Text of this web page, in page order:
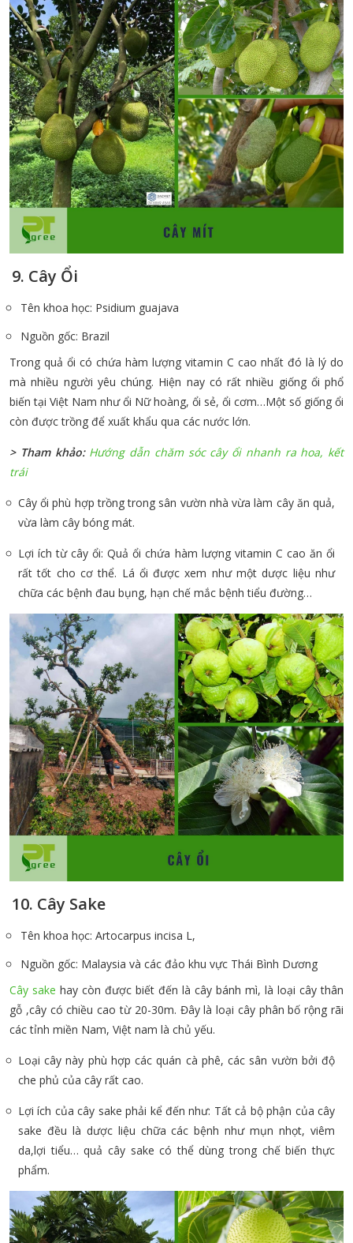
9. Cây Ổi
Tên khoa học: Psidium guajava
Nguồn gốc: Brazil
Trong quả ổi có chứa hàm lượng vitamin C cao nhất đó là lý do
mà nhiều người yêu chúng. Hiện nay có rất nhiều giống ổi phổ
biến tại Việt Nam như ổi Nữ hoàng, ổi sẻ, ổi cơm…Một số giống ổi
còn được trồng để xuất khẩu qua các nước lớn.
> Tham khảo: Hướng dẫn chăm sóc cây ổi nhanh ra hoa, kết
trái
Cây ổi phù hợp trồng trong sân vườn nhà vừa làm cây ăn quả,
vừa làm cây bóng mát.
Lợi ích từ cây ổi: Quả ổi chứa hàm lượng vitamin C cao ăn ổi
rất tốt cho cơ thể. Lá ổi được xem như một dược liệu như
chữa các bệnh đau bụng, hạn chế mắc bệnh tiểu đường…
10. Cây Sake
Tên khoa học: Artocarpus incisa L,
Nguồn gốc: Malaysia và các đảo khu vực Thái Bình Dương
Cây sake hay còn được biết đến là cây bánh mì, là loại cây thân
gỗ ,cây có chiều cao từ 20-30m. Đây là loại cây phân bố rộng rãi
các tỉnh miền Nam, Việt nam là chủ yếu.
Loại cây này phù hợp các quán cà phê, các sân vườn bởi độ
che phủ của cây rất cao.
Lợi ích của cây sake phải kể đến như: Tất cả bộ phận của cây
sake đều là dược liệu chữa các bệnh như mụn nhọt, viêm
da,lợi tiểu… quả cây sake có thể dùng trong chế biến thực
phẩm.